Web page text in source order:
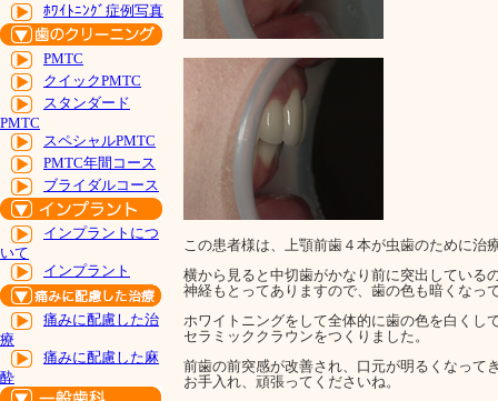
ﾎﾜｲﾄﾆﾝｸﾞ症例写真
PMTC
クイックPMTC
スタンダード
PMTC
スペシャルPMTC
PMTC年間コース
ブライダルコース
インプラントにつ
いて
インプラント
痛みに配慮した治
療
痛みに配慮した麻
酔
この患者様は、上顎前歯４本が虫歯のために治
横から見ると中切歯がかなり前に突出している
神経もとってありますので、歯の色も暗くなっ
ホワイトニングをして全体的に歯の色を白くし
セラミッククラウンをつくりました。
前歯の前突感が改善され、口元が明るくなって
お手入れ、頑張ってくださいね。